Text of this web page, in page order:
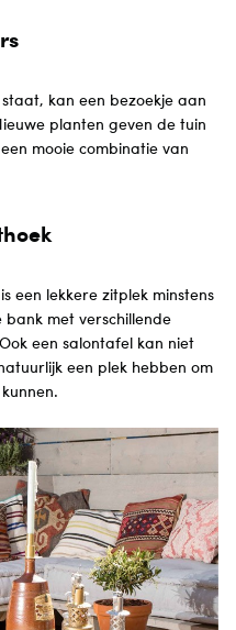
kan een bezoekje aan
planten geven de tuin
mooie combinatie van
een lekkere zitplek minstens
met verschillende
een salontafel kan niet
een plek hebben om